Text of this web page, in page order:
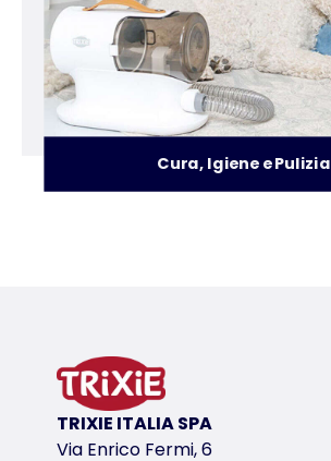
Cura, Igiene e Pulizia
TRIXIE ITALIA SPA
Via Enrico Fermi, 6